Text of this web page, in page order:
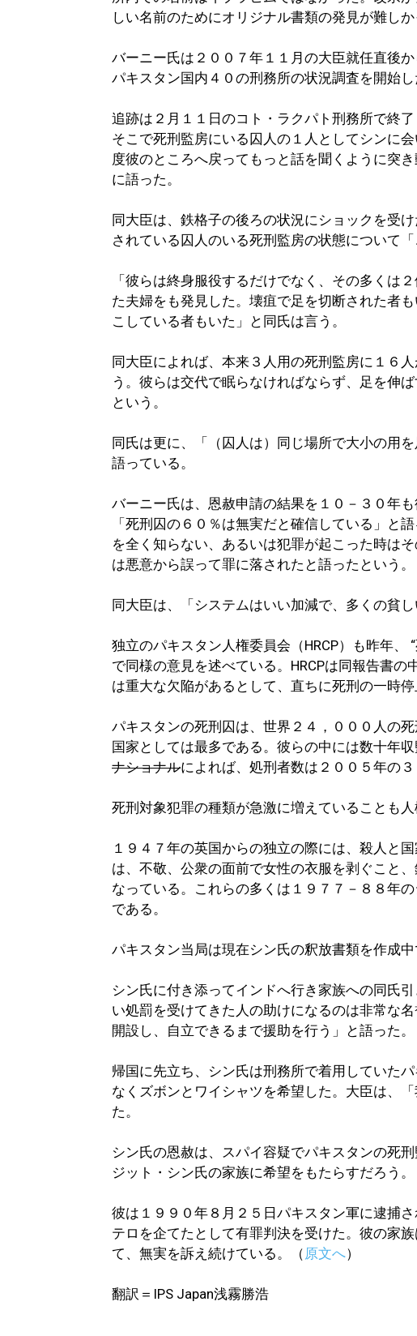
しい名前のためにオリジナル書類の発見が難し
バーニー氏は２００７年１１月の大臣就任直後
パキスタン国内４０の刑務所の状況調査を開始し
追跡は２月１１日のコト・ラクパト刑務所で終
そこで死刑監房にいる囚人の１人としてシンに
度彼のところへ戻ってもっと話を聞くように突
に語った。
同大臣は、鉄格子の後ろの状況にショックを受
されている囚人のいる死刑監房の状態について
「彼らは終身服役するだけでなく、その多くは
た夫婦をも発見した。壊疽で足を切断された者
こしている者もいた」と同氏は言う。
同大臣によれば、本来３人用の死刑監房に１６
う。彼らは交代で眠らなければならず、足を伸
という。
同氏は更に、「（囚人は）同じ場所で大小の用
語っている。
バーニー氏は、恩赦申請の結果を１０－３０年
「死刑囚の６０％は無実だと確信している」と
を全く知らない、あるいは犯罪が起こった時は
は悪意から誤って罪に落されたと語ったという。
同大臣は、「システムはいい加減で、多くの貧
独立のパキスタン人権委員会（HRCP）も昨年、
で同様の意見を述べている。HRCPは同報告書
は重大な欠陥があるとして、直ちに死刑の一時
パキスタンの死刑囚は、世界２４，０００人の
国家としては最多である。彼らの中には数十年収
ナショナルによれば、処刑者数は２００５年の
死刑対象犯罪の種類が急激に増えていることも
１９４７年の英国からの独立の際には、殺人と
は、不敬、公衆の面前で女性の衣服を剥ぐこと
なっている。これらの多くは１９７７－８８年
である。
パキスタン当局は現在シン氏の釈放書類を作成中
シン氏に付き添ってインドへ行き家族への同氏
い処罰を受けてきた人の助けになるのは非常な
開設し、自立できるまで援助を行う」と語った。
帰国に先立ち、シン氏は刑務所で着用していた
なくズボンとワイシャツを希望した。大臣は、
た。
シン氏の恩赦は、スパイ容疑でパキスタンの死
ジット・シン氏の家族に希望をもたらすだろう。
彼は１９９０年８月２５日パキスタン軍に逮捕
テロを企てたとして有罪判決を受けた。彼の家
て、無実を訴え続けている。（ 原文へ）
翻訳＝IPS Japan浅霧勝浩